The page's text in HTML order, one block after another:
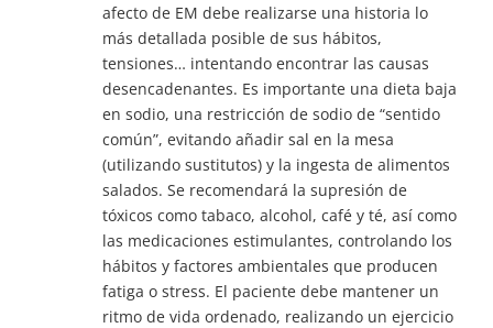
afecto de EM debe realizarse una historia lo
más detallada posible de sus hábitos,
tensiones… intentando encontrar las causas
desencadenantes. Es importante una dieta baja
en sodio, una restricción de sodio de “sentido
común”, evitando añadir sal en la mesa
(utilizando sustitutos) y la ingesta de alimentos
salados. Se recomendará la supresión de
tóxicos como tabaco, alcohol, café y té, así como
las medicaciones estimulantes, controlando los
hábitos y factores ambientales que producen
fatiga o stress. El paciente debe mantener un
ritmo de vida ordenado, realizando un ejercicio